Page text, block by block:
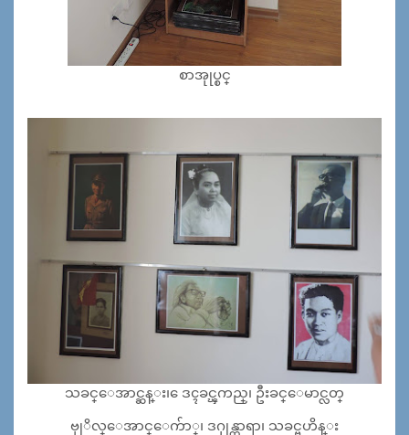
စာအုုပ္စင္
သခင္ေအာင္ဆန္း၊ ေဒၚခင္ၾကည္၊ ဦးခင္ေမာင္လတ္
ဗုုိလ္ေအာင္ေက်ာ္၊ ဒဂုုန္တာရာ၊ သခင္ဗဟိန္း